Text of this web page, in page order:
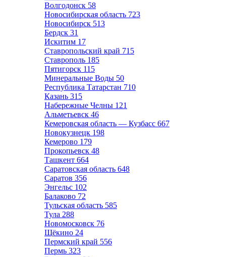
Волгодонск 58
Новосибирская область 723
Новосибирск 513
Бердск 31
Искитим 17
Ставропольский край 715
Ставрополь 185
Пятигорск 115
Минеральные Воды 50
Республика Татарстан 710
Казань 315
Набережные Челны 121
Альметьевск 46
Кемеровская область — Кузбасс 667
Новокузнецк 198
Кемерово 179
Прокопьевск 48
Ташкент 664
Саратовская область 648
Саратов 356
Энгельс 102
Балаково 72
Тульская область 585
Тула 288
Новомосковск 76
Щёкино 24
Пермский край 556
Пермь 323